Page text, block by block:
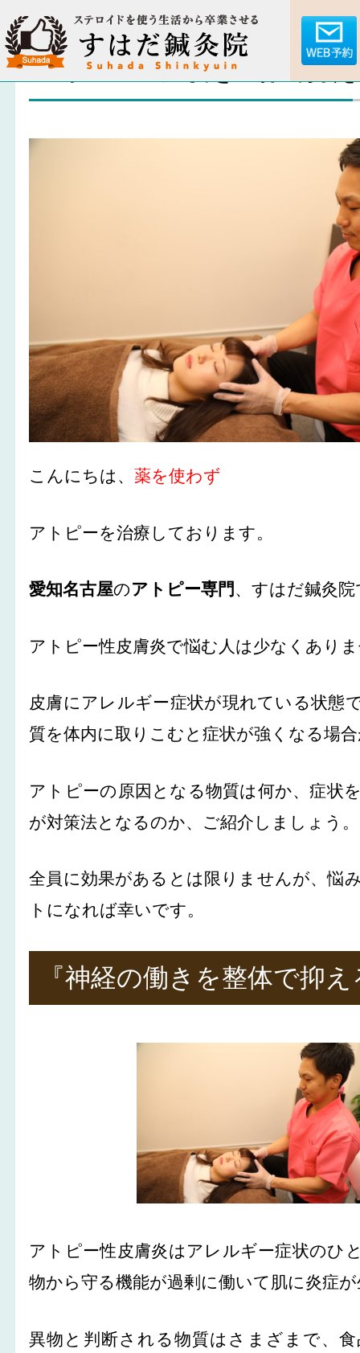
アトピーの症状を整体で抑
こんにちは、薬を使わず
アトピーを治療しております。
愛知名古屋のアトピー専門 、すはだ鍼灸
アトピー性皮膚炎で悩む人は少なくあり
皮膚にアレルギー症状が現れている状態
質を体内に取りこむと症状が強くなる場
アトピーの原因となる物質は何か、症状
が対策法となるのか、ご紹介しましょう。
全員に効果があるとは限りませんが、悩
トになれば幸いです。
『神経の働きを整体で抑
アトピー性皮膚炎はアレルギー症状のひ
物から守る機能が過剰に働いて肌に炎症
異物と判断される物質はさまざまで、